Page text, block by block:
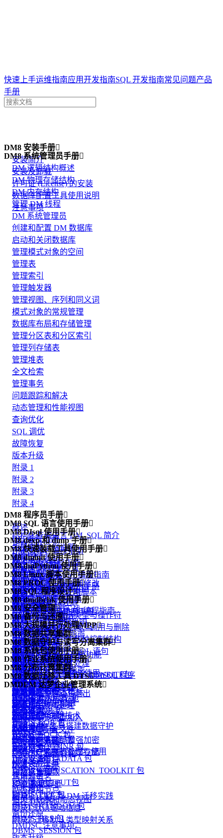
快速上手运维指南应用开发指南SQL 开发指南常见问题产品
手册
案例 问答 一体机
DM8 安装手册
安装简介
安装及卸载
许可证 (License) 的安装
数据库配置工具使用说明
注意事项
DM8 系统管理员手册
DM 逻辑结构概述
DM 物理存储结构
DM 内存结构
管理 DM 线程
DM 系统管理员
创建和配置 DM 数据库
启动和关闭数据库
管理模式对象的空间
管理表
管理索引
管理触发器
管理视图、序列和同义词
模式对象的常规管理
数据库布局和存储管理
管理分区表和分区索引
管理列存储表
管理堆表
全文检索
管理事务
问题跟踪和解决
动态管理和性能视图
查询优化
SQL 调优
故障恢复
版本升级
附录 1
附录 2
附录 3
附录 4
DM8 程序员手册
概述
DPI 编程指南
DM ODBC 编程指南
DM JDBC 编程指南
.NET Data Provider 编程指南
DM PHP 编程指南
DM FLDR 编程指南
DM DEXP/DIMP JNI编程指南
Logmnr 接口使用说明
DM Node.js 编程指南
DM Go 编程指南
DM XA 编程指南
DM R2DBC编程指南
附录
DM8 SQL 语言使用手册
结构化查询语言 DM_SQL 简介
手册中的示例说明
数据定义语句
数据查询语句
数据的插入、删除和修改
视图
物化视图
函数
一致性和并发性
外部函数
包
类类型
自定义类型
触发器
同义词
外部链接
闪回
JSON
高级日志
自定义运算符
自定义集函数
XML数据解析
附录
DM8 DIsql 使用手册
功能简介
DIsql 入门
DIsql 环境变量设置
DIsql 常用命令
如何在 DIsql 中使用脚本
DM8 dexp 和 dimp 手册
功能简介
dexp 逻辑导出
dimp 逻辑导入
dexp 和 dimp 应用实例
升级和降级
DM8 快速装载工具使用手册
概述
dmfldr 入门
dmfldr 实战
dmldrp和dmldrc入门
dmldrp和dmldrc实战
DM8 dminit 使用手册
功能简介
使用 dminit
查看 dminit 参数
dminit 参数详解
dminit 高级主题
DM8 dmPython 使用手册
dmPython 简介
dmPython 安装
dmPython 接口详解
dmDjango 驱动
dmSQLAlchemy 方言包
DBUtils 包
dmAsync 包
dmPython_pool 包
DM8 Linux 脚本使用手册
DM8 Linux 脚本使用手册
DM8 PROC 使用手册
概述
预编译概念
嵌入式程序的组成
Oracle 兼容
DB2 兼容
DM 嵌入式 SQL 高级功能
PRO*C 程序实例
附录
DM8 SQL 程序设计
概述
DMSQL 程序数据类型与操作符
DMSQL 程序的定义、调用与删除
DMSQL 程序中的各种控制结构
DMSQL 程序中的 SQL 语句
DMSQL 程序异常处理
基于 C、JAVA 语法的 DMSQL 程序
DMSQL 程序调试
DM8 dmdbchk 使用手册
DM8 dmdbchk 使用手册
DM8 安全管理
概述
用户标识与鉴别
自主访问控制
强制访问控制
审计
通信加密
存储加密
加密引擎
资源限制
客体重用
登录用户名密码增强加密
登录用户名密码外部存储
附录
DM8 备份与还原
备份还原简介
备份还原原理
备份还原实战
DM8 大规模并行处理MPP
引言
概述
基本概念与原理
DM MPP 环境搭建与使用
DM MPP 主备系统
DM MPP 系统管理
动态视图
DM8 数据共享集群
DMDSC 概述
DMDSC 使用的环境
DMDSC 关键技术
DMCSS 介绍
DMDSC 的启动与退出
DMDSC 故障处理
DMDSC 节点重加入
DMDSC 配置文件
DMASM 介绍
DMASM 镜像介绍
DMDSC 搭建
巧用服务名
动态增加节点
监控 DMDSC
备份还原
DMDSC 注意事项
DM8 数据守护与读写分离集群
概述
守护进程
监视器
配置文件说明
数据守护使用说明
数据守护搭建
利用 DEM 工具搭建数据守护
版本升级
附录
DM8 系统包使用手册
概述
DBMS_ADVANCED_REWRITE包
DBMS_ALERT 包
DBMS_BINARY 包
DBMS_JOB 包
DBMS_LOB 包
DBMS_LOCK 包
DBMS_LOGMNR 包
DBMS_METADATA 包
DBMS_OBFUSCATION_TOOLKIT 包
DBMS_OUTPUT包
DBMS_PIPE 包
DBMS_RANDOM 包
DBMS_RLS 包
DBMS_SESSION 包
DM8 作业系统使用手册
功能简介
创建作业环境
操作员
作业
警报
监控作业
一个典型示例
DM8 分布计算集群
DMDPC 概述
基本概念和技术指标
DMDPC使用须知
DMDPC的关键技术
DMDPC配置
DMDPC 集群部署
DMDPC 集群的管理与使用
快速装载工具
查询分析
SQL调优
相关系统表和动态视图
DM8 数据迁移工具 DTS
DTS 功能简介
DTS 入门
DTS 代理
DTS 迁移
DTS 对比
DTS 评估
DTS 转换
元数据管理
作业调度
从 ORACLE 到 DM 迁移实践
附录1 默认驱动信息
附录2 迁移默认类型映射关系
DMDEM 达梦企业管理系统
使用手册
版本说明